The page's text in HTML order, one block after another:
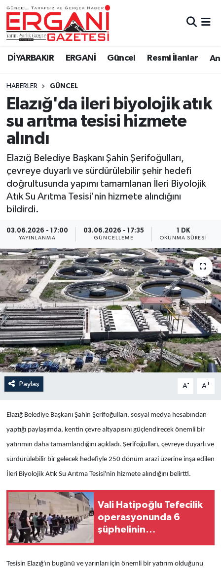
DİYARBAKIR ERGANİ Güncel Resmi İlanlar
HABERLER GÜNCEL
Elazığ'da ileri biyolojik atık
su arıtma tesisi hizmete
alındı
Elazığ Belediye Başkanı Şahin Şerifoğulları,
çevreye duyarlı ve sürdürülebilir şehir hedefi
doğrultusunda yapımı tamamlanan İleri Biyolojik
Atık Su Arıtma Tesisi'nin hizmete alındığını
bildirdi.
03.06.2026 - 17:00
YAYINLANMA
03.06.2026 - 17:35
GÜNCELLEME
1 DK
OKUNMA SÜRESI
Paylaş A- A+
Elazığ Belediye Başkanı Şahin Şerifoğulları, sosyal medya hesabından
yaptığı paylaşımda, kentin çevre altyapısını güçlendirecek önemli bir
yatırımın daha tamamlandığını açıkladı. Şerifoğulları, çevreye duyarlı ve
sürdürülebilir bir gelecek hedefiyle 250 dönüm arazi üzerine inşa edilen
İleri Biyolojik Atık Su Arıtma Tesisi'nin hizmete alındığını belirtti.
Vali Hatipoğlu Tefecilik
operasyonunda 6
şüphelinin
Tesisin Elazığ'ın bugünü ve yarınları için önemli bir yatırım olduğunu
DİYARBAKIR
BİSMİL
BAĞLAR
ERGANİ
Güncel
Eği̇ti̇m
Resmi İlanlar
Sağlık
Si̇yaset
Spor
Yaşam
Anali̇z
Bi̇li̇m & Teknoloji̇
Dünya
Eği̇ti̇m
Ergani Nöbetçi Eczaneler
Ergani Hava Durumu
Ergani Trafik Yoğunluk Haritası
Süper Lig Puan Durumu ve Fikstür
Tüm Manşetler
Son Dakika Haberleri
Haber Arşivi